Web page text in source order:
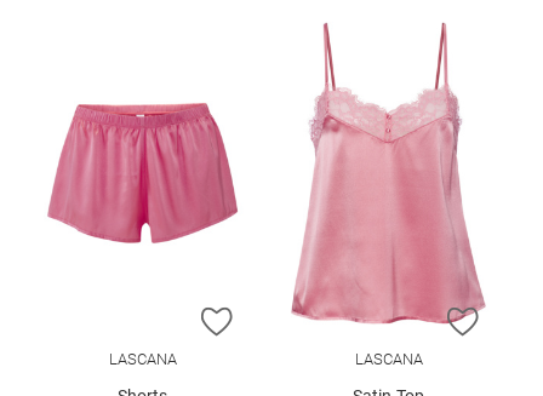
ZUR WUNSCHLISTE HINZUFÜGEN
LASCANA
ZUR
LASCANA